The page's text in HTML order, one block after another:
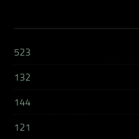
523
132
144
121